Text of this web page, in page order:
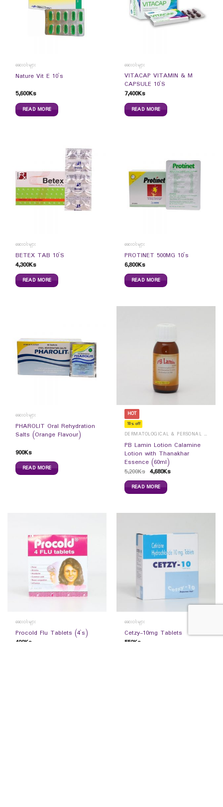
ဆေးဝါးများ
Nature Vit E 10`s
5,600Ks
READ MORE
ဆေးဝါးများ
VITACAP VITAMIN & M
CAPSULE 10`S
7,400Ks
READ MORE
ဆေးဝါးများ
BETEX TAB 10`S
4,300Ks
READ MORE
ဆေးဝါးများ
PROTINET 500MG 10`s
6,800Ks
READ MORE
ဆေးဝါးများ
PHAROLIT Oral Rehydration
Salts (Orange Flavour)
900Ks
READ MORE
HOT
10% off
DERMATOLOGICAL & PERSONAL CARE
PB Lamin Lotion Calamine
Lotion with Thanakhar
Essence (60ml)
5,200Ks 4,680Ks
READ MORE
ဆေးဝါးများ
Procold Flu Tablets (4`s)
400Ks
ဆေးဝါးများ
Cetzy-10mg Tablets
550Ks